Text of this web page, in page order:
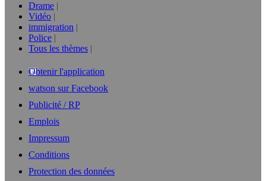
Drame
Vidéo
immigration
Police
Tous les thèmes
Obtenir l'application
watson sur Facebook
Publicité / RP
Emplois
Impressum
Conditions
Protection des données